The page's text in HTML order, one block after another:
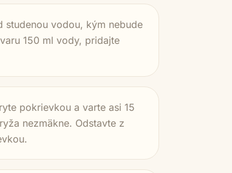
studenou vodou, kým nebude
150 ml vody, pridajte
pokrievkou a varte asi 15
nezmäkne. Odstavte z